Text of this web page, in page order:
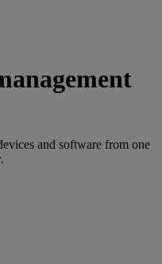
and software from one